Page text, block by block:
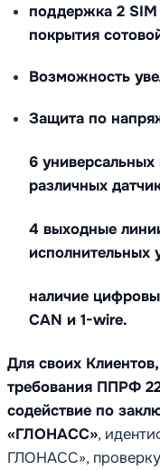
поддержка 2
покрытия
Возможность
Защита по
6
различных
4 выходные
исполнительных
наличие
CAN и 1-wire.​​​​
Для своих
требования ППРФ
содействие по
«ГЛОНАСС»,
ГЛОНАСС»,